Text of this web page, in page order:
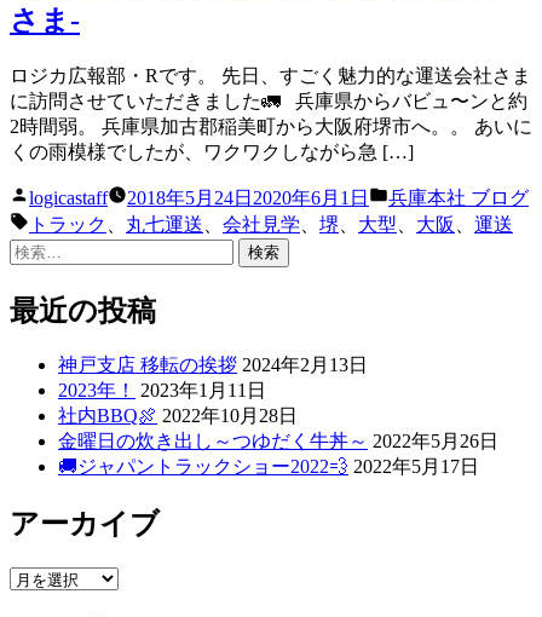
さま-
ロジカ広報部・Rです。 先日、すごく魅力的な運送会社さま
に訪問させていただきました🚛 兵庫県からバビュ〜ンと約
2時間弱。 兵庫県加古郡稲美町から大阪府堺市へ。。 あいに
くの雨模様でしたが、ワクワクしながら急 […]
投
稿
者:
logicastaff 2018年5月24日 2020年6月1日
カ
テ
兵庫本社 ブログ
タ
グ:
トラック 丸七運送 会社見学 堺 大型 大阪
運送
検
最近の投稿
神戸支店 移転の挨拶 2024年2月13日
2023年！
2023年1月11日
社内BBQ🍖 2022年10月28日
金曜日の炊き出し～つゆだく牛丼～ 2022年5月26日
🚚ジャパントラックショー2022💨 2022年5月17日
アーカイブ
ア